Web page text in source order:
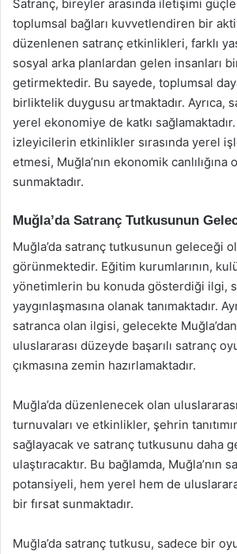
Satranç, bireyler arasında iletişimi
toplumsal bağları kuvvetlendiren bir
düzenlenen satranç etkinlikleri, farklı
sosyal arka planlardan gelen insanları
getirmektedir. Bu sayede, toplumsal
birliktelik duygusu artmaktadır. Ayrıca,
yerel ekonomiye de katkı sağlamaktadır.
izleyicilerin etkinlikler sırasında yerel
etmesi, Muğla’nın ekonomik canlılığına
sunmaktadır.
Muğla’da Satranç Tutkusunun
Muğla’da satranç tutkusunun geleceği
görünmektedir. Eğitim kurumlarının,
yönetimlerin bu konuda gösterdiği ilgi,
yaygınlaşmasına olanak tanımaktadır.
satranca olan ilgisi, gelecekte
uluslararası düzeyde başarılı satranç
çıkmasına zemin hazırlamaktadır.
Muğla’da düzenlenecek olan
turnuvaları ve etkinlikler, şehrin
sağlayacak ve satranç tutkusunu daha
ulaştıracaktır. Bu bağlamda, Muğla’nın
potansiyeli, hem yerel hem de
bir fırsat sunmaktadır.
Muğla’da satranç tutkusu, sadece bir